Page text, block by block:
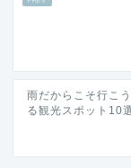
雨だからこそ行こ
る観光スポット10